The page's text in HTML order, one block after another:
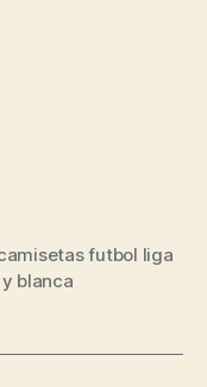
futbol liga
blanca